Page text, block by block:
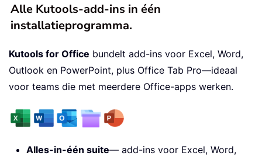
Alle Kutools-add-ins in één
installatieprogramma.
Kutools for Office bundelt add-ins voor Excel, Word,
Outlook en PowerPoint, plus Office Tab Pro—ideaal
voor teams die met meerdere Office-apps werken.
Alles-in-één suite— add-ins voor Excel, Word,